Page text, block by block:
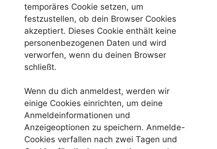
temporäres Cookie setzen, um
festzustellen, ob dein Browser Cookies
akzeptiert. Dieses Cookie enthält keine
personenbezogenen Daten und wird
verworfen, wenn du deinen Browser
schließt.
Wenn du dich anmeldest, werden wir
einige Cookies einrichten, um deine
Anmeldeinformationen und
Anzeigeoptionen zu speichern. Anmelde-
Cookies verfallen nach zwei Tagen und